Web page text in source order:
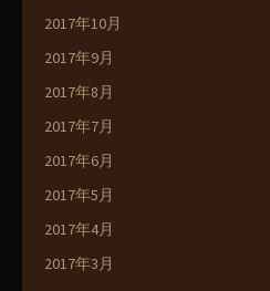
2017年10月
2017年9月
2017年8月
2017年7月
2017年6月
2017年5月
2017年4月
2017年3月